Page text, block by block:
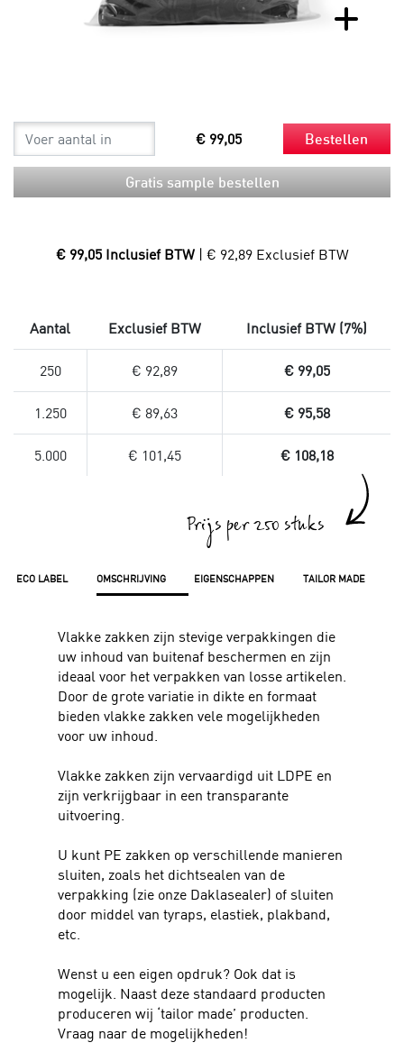
€ 99,05 Bestellen
Gratis sample bestellen
€ 99,05 Inclusief BTW | € 92,89 Exclusief BTW
ECO LABEL OMSCHRIJVING EIGENSCHAPPEN TAILOR MADE
Vlakke zakken zijn stevige verpakkingen die
uw inhoud van buitenaf beschermen en zijn
ideaal voor het verpakken van losse artikelen.
Door de grote variatie in dikte en formaat
bieden vlakke zakken vele mogelijkheden
voor uw inhoud.
Vlakke zakken zijn vervaardigd uit LDPE en
zijn verkrijgbaar in een transparante
uitvoering.
U kunt PE zakken op verschillende manieren
sluiten, zoals het dichtsealen van de
verpakking (zie onze Daklasealer) of sluiten
door middel van tyraps, elastiek, plakband,
etc.
Wenst u een eigen opdruk? Ook dat is
mogelijk. Naast deze standaard producten
produceren wij ‘tailor made’ producten.
Vraag naar de mogelijkheden!
Aantal Exclusief BTW Inclusief BTW (7%)
250 € 92,89 € 99,05
1.250 € 89,63 € 95,58
5.000 € 101,45 € 108,18
Prijs per 250 stuks